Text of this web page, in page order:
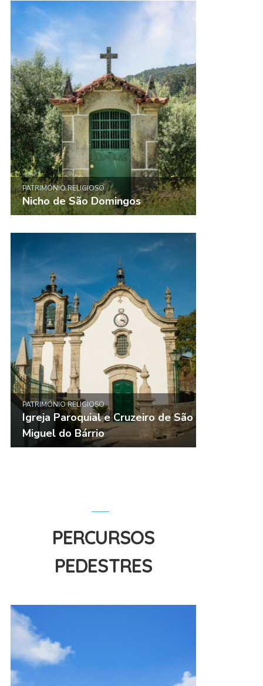
PATRIMÓNIO RELIGIOSO
Nicho de São Domingos
PATRIMÓNIO RELIGIOSO
Igreja Paroquial e Cruzeiro de São
Miguel do Bárrio
PERCURSOS
PEDESTRES